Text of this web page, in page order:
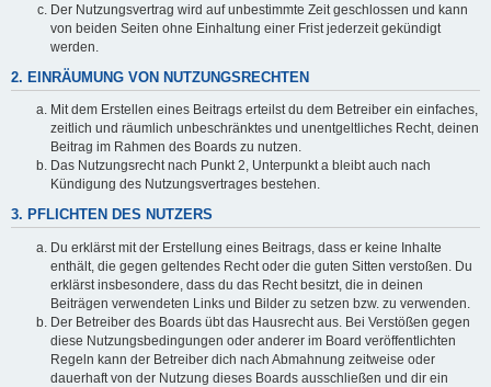
Der Nutzungsvertrag wird auf unbestimmte Zeit geschlossen und kann
von beiden Seiten ohne Einhaltung einer Frist jederzeit gekündigt
werden.
2. EINRÄUMUNG VON NUTZUNGSRECHTEN
Mit dem Erstellen eines Beitrags erteilst du dem Betreiber ein einfaches,
zeitlich und räumlich unbeschränktes und unentgeltliches Recht, deinen
Beitrag im Rahmen des Boards zu nutzen.
Das Nutzungsrecht nach Punkt 2, Unterpunkt a bleibt auch nach
Kündigung des Nutzungsvertrages bestehen.
3. PFLICHTEN DES NUTZERS
Du erklärst mit der Erstellung eines Beitrags, dass er keine Inhalte
enthält, die gegen geltendes Recht oder die guten Sitten verstoßen. Du
erklärst insbesondere, dass du das Recht besitzt, die in deinen
Beiträgen verwendeten Links und Bilder zu setzen bzw. zu verwenden.
Der Betreiber des Boards übt das Hausrecht aus. Bei Verstößen gegen
diese Nutzungsbedingungen oder anderer im Board veröffentlichten
Regeln kann der Betreiber dich nach Abmahnung zeitweise oder
dauerhaft von der Nutzung dieses Boards ausschließen und dir ein